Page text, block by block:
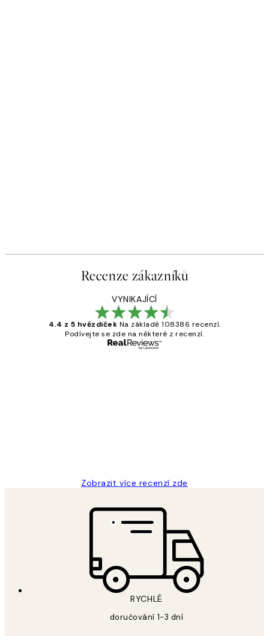
Recenze zákazníků
VYNIKAJÍCÍ
4.4 z 5 hvězdiček Na základě 108386 recenzí.
Podívejte se zde na některé z recenzí.
Zobrazit více recenzí zde
RYCHLÉ
doručování 1-3 dní